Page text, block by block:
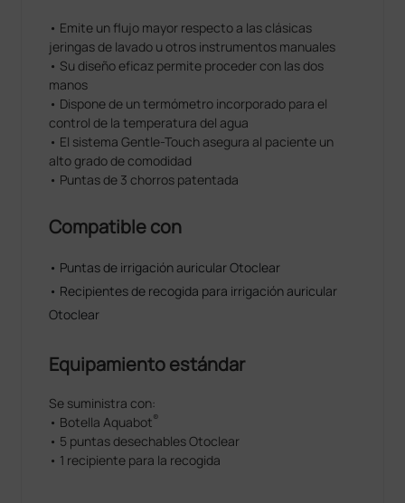
• Emite un flujo mayor respecto a las clásicas
jeringas de lavado u otros instrumentos manuales
• Su diseño eficaz permite proceder con las dos
manos
• Dispone de un termómetro incorporado para el
control de la temperatura del agua
• El sistema Gentle-Touch asegura al paciente un
alto grado de comodidad
• Puntas de 3 chorros patentada
Compatible con
• Puntas de irrigación auricular Otoclear
• Recipientes de recogida para irrigación auricular
Otoclear
Equipamiento estándar
Se suministra con:
• Botella Aquabot®
• 5 puntas desechables Otoclear
• 1 recipiente para la recogida